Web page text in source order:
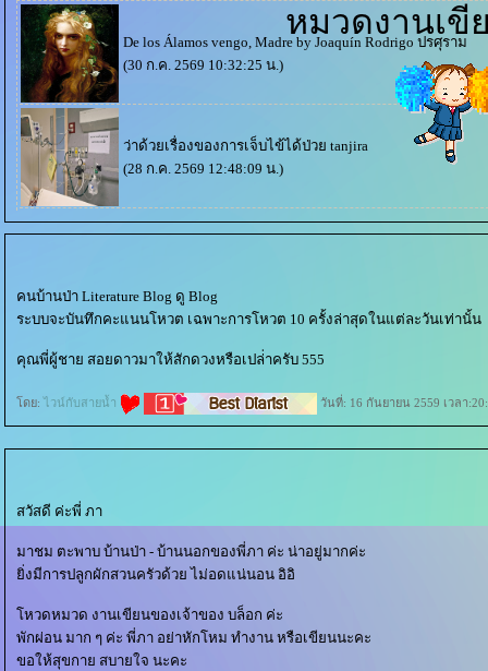
หมวดงานเขี
De los Álamos vengo, Madre by Joaquín Rodrigo ปรศุราม
(30 ก.ค. 2569 10:32:25 น.)
ว่าด้วยเรื่องของการเจ็บไข้ได้ป่ว tanjira
(28 ก.ค. 2569 12:48:09 น.)
คนบ้านป่า Literature Blog ดู Blog
ระบบจะบันทึกคะแนนโหวต เฉพาะการโหวต 10 ครั้งล่าสุดในแต่ละวันเท่านั้น
คุณพี่ผู้ชาย สอยดาวมาให้สักดวงหรือเปล่่าครับ 555
ดย:ไวน์กับสายน้ำ วันที่: 16 กันยายน 2559 เวลา
สวัสดี ค่ะพี่ ภา
มาชม ตะพาบ บ้านป่า - บ้านนอกของพี่ภา ค่ะ น่าอยู่มากค่ะ
ิ่งมีการปลูกผักสวนครัวด้วย ไม่อดแน่นอน อิอิ
หวดหมวด งานเขียนของเจ้าของ บล็อก ค่ะ
พักผ่อน มาก ๆ ค่ะ พี่ภา อย่าหักโหม ทำงาน หรือเขียนนะคะ
ขอให้สุขกาย สบายใจ นะคะ